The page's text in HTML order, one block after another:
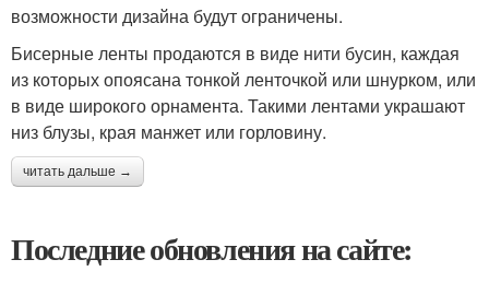
возможности дизайна будут ограничены.
Бисерные ленты продаются в виде нити бусин, каждая
из которых опоясана тонкой ленточкой или шнурком, или
в виде широкого орнамента. Такими лентами украшают
низ блузы, края манжет или горловину.
читать дальше →
Последние обновления на сайте: